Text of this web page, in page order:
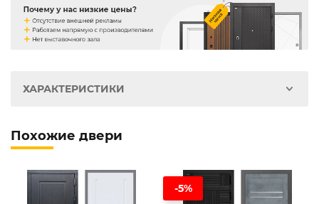
ХАРАКТЕРИСТИКИ
Похожие двери
-5%